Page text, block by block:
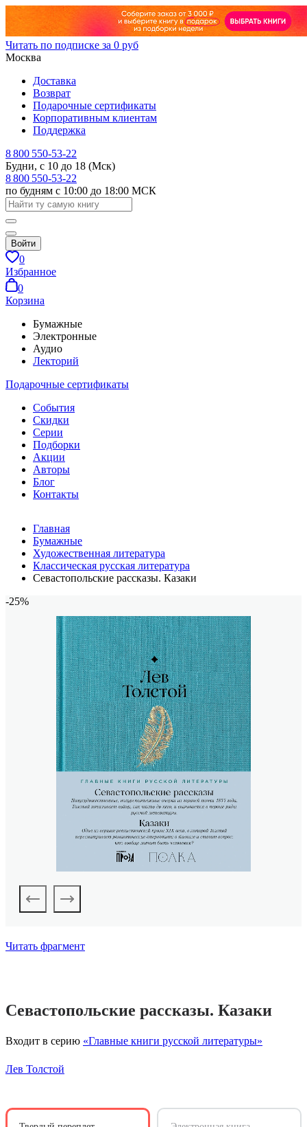
Читать по подписке за 0 руб
Москва
Доставка
Возврат
Подарочные сертификаты
Корпоративным клиентам
Поддержка
8 800 550-53-22
Будни, с 10 до 18 (Мск)
8 800 550-53-22
по будням с 10:00 до 18:00 МСК
Войти
0
Избранное
0
Корзина
Бумажные
Электронные
Аудио
Лекторий
Подарочные сертификаты
События
Скидки
Серии
Подборки
Акции
Авторы
Блог
Контакты
Главная
Бумажные
Художественная литература
Классическая русская литература
Севастопольские рассказы. Казаки
-25%
Читать фрагмент
Севастопольские рассказы. Казаки
Входит в серию «Главные книги русской литературы»
Лев Толстой